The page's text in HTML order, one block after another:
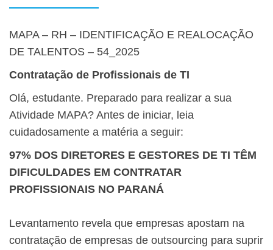
MAPA – RH – IDENTIFICAÇÃO E REALOCAÇÃO
DE TALENTOS – 54_2025
Contratação de Profissionais de TI
Olá, estudante. Preparado para realizar a sua
Atividade MAPA? Antes de iniciar, leia
cuidadosamente a matéria a seguir:
97% DOS DIRETORES E GESTORES DE TI TÊM
DIFICULDADES EM CONTRATAR
PROFISSIONAIS NO PARANÁ
Levantamento revela que empresas apostam na
contratação de empresas de outsourcing para suprir